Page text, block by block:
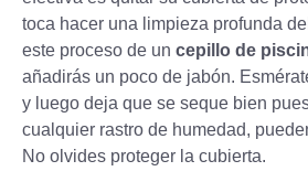
toca hacer una limpieza profunda
este proceso de un cepillo de
añadirás un poco de jabón.
y luego deja que se seque bien
cualquier rastro de humedad,
No olvides proteger la cubierta.